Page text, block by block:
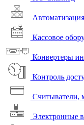
Кассовое
Конвертеры
Контроль
Считыватели,
Электронные